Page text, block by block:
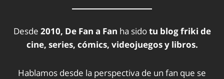
Desde 2010, De Fan a Fan ha sidotu blog friki de
cine, series, cómics, videojuegos y libros.
Hablamos desde la perspectiva de un fan que se